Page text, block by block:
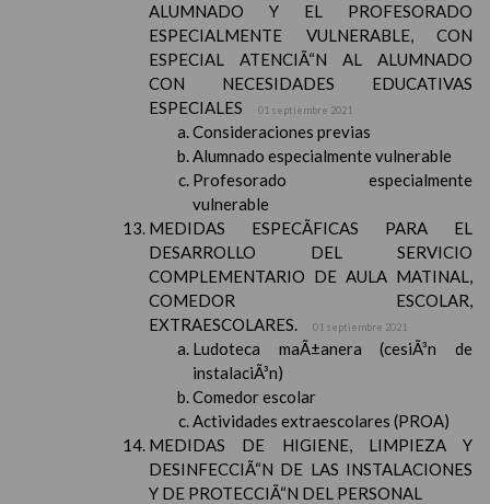
ALUMNADO Y EL PROFESORADO
ESPECIALMENTE VULNERABLE, CON
ESPECIAL ATENCIÃ“N AL ALUMNADO
CON NECESIDADES EDUCATIVAS
ESPECIALES
01 septiembre 2021
Consideraciones previas
Alumnado especialmente vulnerable
Profesorado especialmente
vulnerable
MEDIDAS ESPECÃFICAS PARA EL
DESARROLLO DEL SERVICIO
COMPLEMENTARIO DE AULA MATINAL,
COMEDOR ESCOLAR,
EXTRAESCOLARES.
01 septiembre 2021
Ludoteca maÃ±anera (cesiÃ³n de
instalaciÃ³n)
Comedor escolar
Actividades extraescolares (PROA)
MEDIDAS DE HIGIENE, LIMPIEZA Y
DESINFECCIÃ“N DE LAS INSTALACIONES
Y DE PROTECCIÃ“N DEL PERSONAL